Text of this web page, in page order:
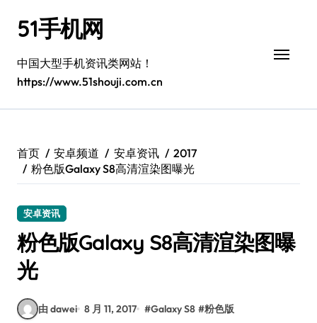
51手机网
中国大型手机资讯类网站！
https://www.51shouji.com.cn
首页 安卓频道 安卓资讯
2017
粉色版Galaxy S8高清渲染图曝光
安卓资讯
粉色版Galaxy S8高清渲染图曝
光
由 dawei 8 月 11, 2017 #Galaxy S8 #粉色版